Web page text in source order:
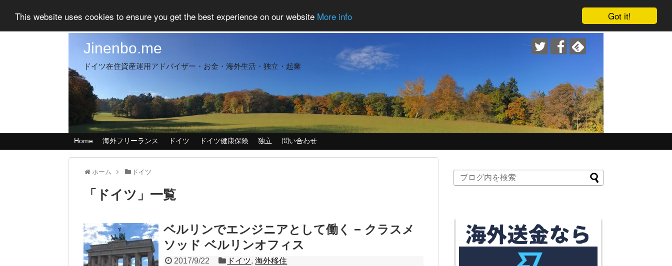
Got it!
This website uses cookies to ensure you get the best experience on our website More info
Jinenbo.me
ドイツ在住資産運用アドバイザー・お金・海外生活・独立・起業
Home 海外フリーランス ドイツ ドイツ健康保険 独立 問い合わせ
ホーム ドイツ
「 ドイツ 」 一覧
ベルリンでエンジニアとして働く − クラスメ
ソッド ベルリンオフィス
2017/9/22 ドイツ,海外移住